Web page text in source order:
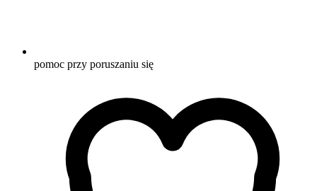
pomoc przy poruszaniu się